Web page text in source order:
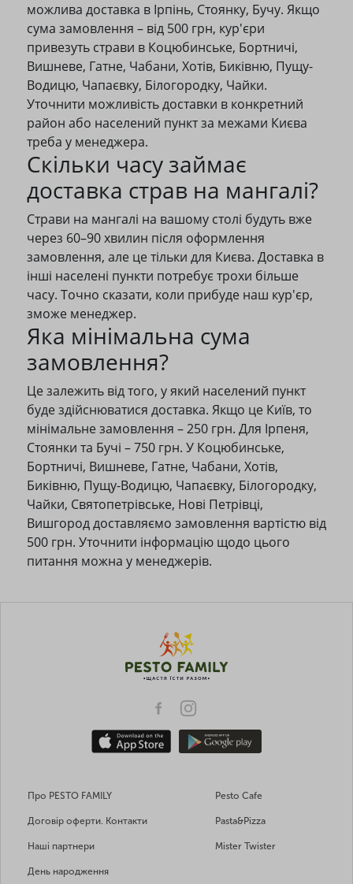
можлива доставка в Ірпінь, Стоянку, Бучу. Якщо
сума замовлення – від 500 грн, кур'єри
привезуть страви в Коцюбинське, Бортничі,
Вишневе, Гатне, Чабани, Хотів, Биківню, Пущу-
Водицю, Чапаєвку, Білогородку, Чайки.
Уточнити можливість доставки в конкретний
район або населений пункт за межами Києва
треба у менеджера.
Скільки часу займає
доставка страв на мангалі?
Страви на мангалі на вашому столі будуть вже
через 60–90 хвилин після оформлення
замовлення, але це тільки для Києва. Доставка в
інші населені пункти потребує трохи більше
часу. Точно сказати, коли прибуде наш кур'єр,
зможе менеджер.
Яка мінімальна сума
замовлення?
Це залежить від того, у який населений пункт
буде здійснюватися доставка. Якщо це Київ, то
мінімальне замовлення – 250 грн. Для Ірпеня,
Стоянки та Бучі – 750 грн. У Коцюбинське,
Бортничі, Вишневе, Гатне, Чабани, Хотів,
Биківню, Пущу-Водицю, Чапаєвку, Білогородку,
Чайки, Святопетрівське, Нові Петрівці,
Вишгород доставляємо замовлення вартістю від
500 грн. Уточнити інформацію щодо цього
питання можна у менеджерів.
Про PESTO FAMILY
Договір оферти. Контакти
Наші партнери
День народження
Pesto Cafe
Pasta&Pizza
Mister Twister